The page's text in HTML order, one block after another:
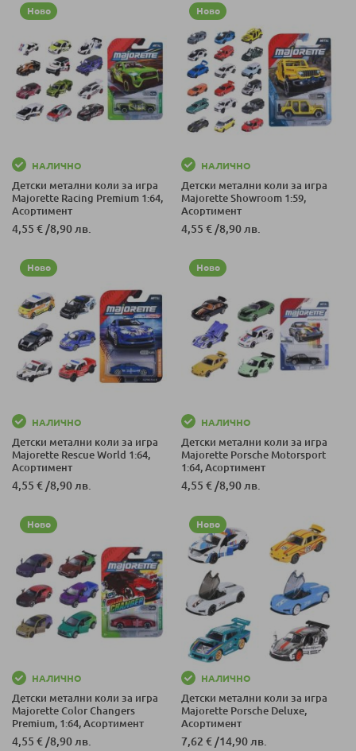
Ново
НАЛИЧНО
Детски метални коли за игра
Majorette Racing Premium 1:64,
Асортимент
4,55 € /8,90 лв.
Ново
НАЛИЧНО
Детски метални коли за игра
Majorette Showroom 1:59,
Асортимент
4,55 € /8,90 лв.
Ново
НАЛИЧНО
Детски метални коли за игра
Majorette Rescue World 1:64,
Асортимент
4,55 € /8,90 лв.
Ново
НАЛИЧНО
Детски метални коли за игра
Majorette Porsche Motorsport
1:64, Асортимент
4,55 € /8,90 лв.
Ново
НАЛИЧНО
Детски метални коли за игра
Majorette Color Changers
Premium, 1:64, Асортимент
4,55 €/8,90 лв.
Ново
НАЛИЧНО
Детски метални коли за игра
Majorette Porsche Deluxe,
Асортимент
7,62 €/14,90 лв.